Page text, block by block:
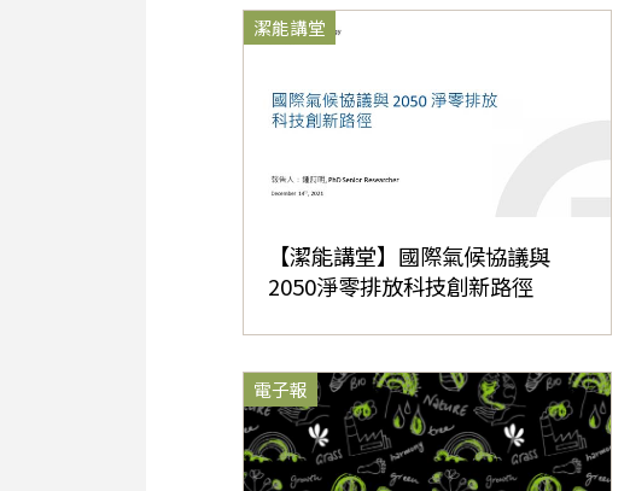
潔能講堂
【潔能講堂】國際氣候協議與
2050淨零排放科技創新路徑
電子報